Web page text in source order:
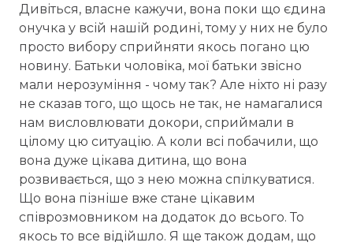
Дивіться, власне кажучи, вона поки що єдина
онучка у всій нашій родині, тому у них не було
просто вибору сприйняти якось погано цю
новину. Батьки чоловіка, мої батьки звісно
мали нерозуміння - чому так? Але ніхто ні разу
не сказав того, що щось не так, не намагалися
нам висловлювати докори, сприймали в
цілому цю ситуацію. А коли всі побачили, що
вона дуже цікава дитина, що вона
розвивається, що з нею можна спілкуватися.
Що вона пізніше вже стане цікавим
співрозмовником на додаток до всього. То
якось то все відійшло. Я ще також додам, що